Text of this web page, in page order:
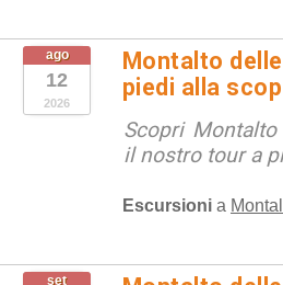
ago
12
2026
Montalto
piedi alla
Scopri
il nostro tour a
Escursioni a
set